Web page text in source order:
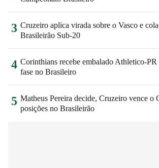
3 Cruzeiro aplica virada sobre o Vasco e
Brasileirão Sub-20
4 Corinthians recebe embalado Athletico-PR
fase no Brasileiro
5 Matheus Pereira decide, Cruzeiro vence o
posições no Brasileirão